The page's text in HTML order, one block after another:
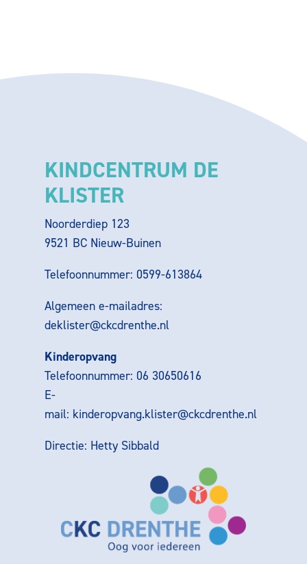
KINDCENTRUM DE
KLISTER
Noorderdiep 123
9521 BC Nieuw-Buinen
Telefoonnummer: 0599-613864
Algemeen e-mailadres:
deklister@ckcdrenthe.nl
Kinderopvang
Telefoonnummer: 06 30650616
E-
mail: kinderopvang.klister@ckcdrenthe.nl
Directie: Hetty Sibbald